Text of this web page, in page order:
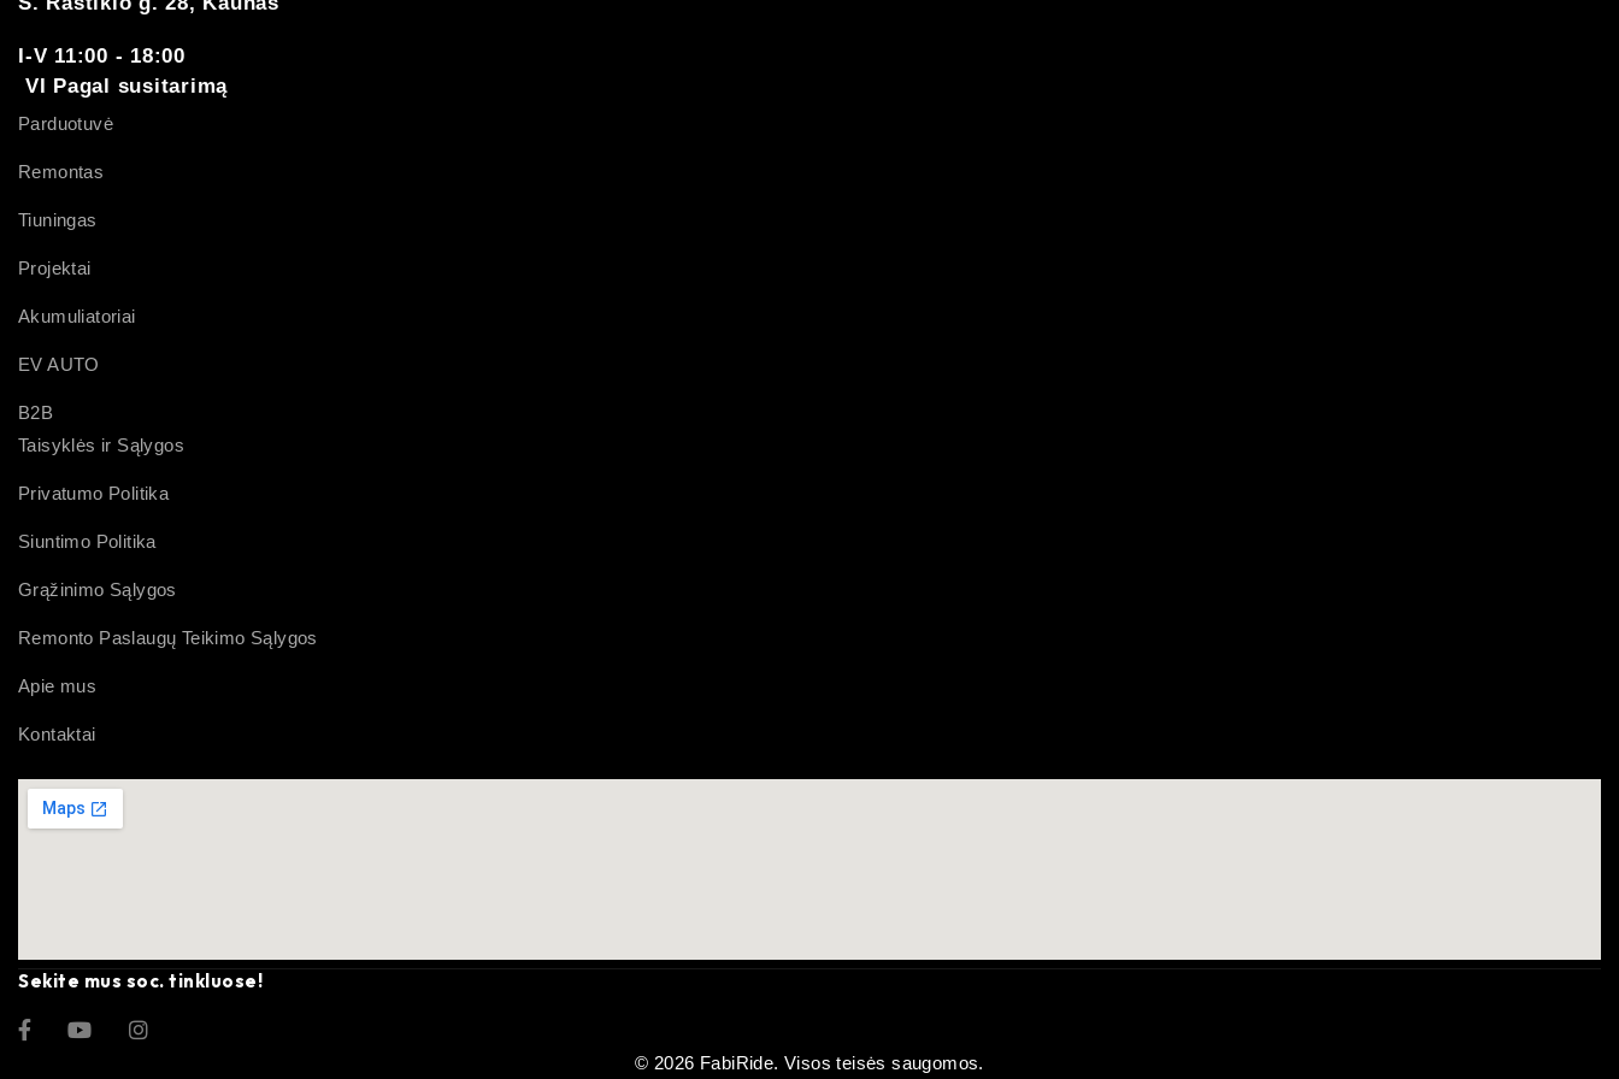
I-V 11:00 - 18:00
VI Pagal susitarimą
Parduotuvė
Remontas
Tiuningas
Projektai
Akumuliatoriai
EV AUTO
B2B
Taisyklės ir Sąlygos
Privatumo Politika
Siuntimo Politika
Grąžinimo Sąlygos
Remonto Paslaugų Teikimo Sąlygos
Apie mus
Kontaktai
Sekite mus soc. tinkluose!
© 2026 FabiRide. Visos teisės saugomos.